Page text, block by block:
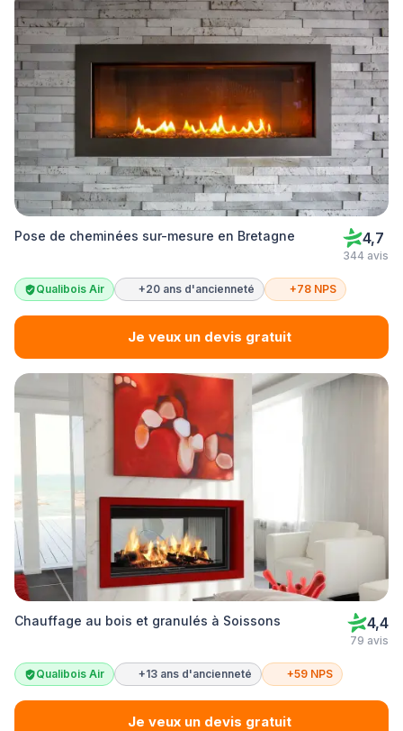
Pose de cheminées sur-mesure en Bretagne 4,7
344 avis
Qualibois Air +20 ans d'ancienneté +78 NPS
Je veux un devis gratuit
Chauffage au bois et granulés à Soissons 4,4
79 avis
Qualibois Air +13 ans d'ancienneté +59 NPS
Je veux un devis gratuit